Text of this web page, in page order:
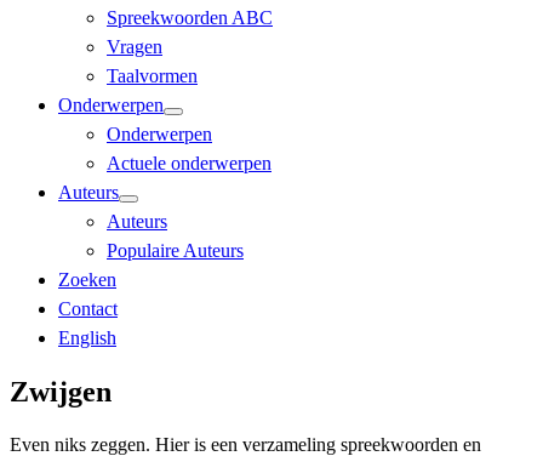
Spreekwoorden ABC
Vragen
Taalvormen
Onderwerpen
Onderwerpen
Actuele onderwerpen
Auteurs
Auteurs
Populaire Auteurs
Zoeken
Contact
English
Zwijgen
Even niks zeggen. Hier is een verzameling spreekwoorden en